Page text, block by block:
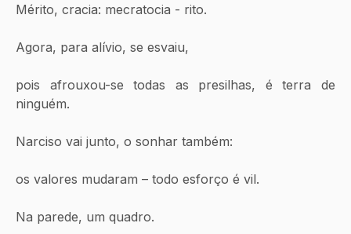
Mérito, cracia: mecratocia - rito.
Agora, para alívio, se esvaiu,
pois afrouxou-se todas as presilhas, é terra de
ninguém.
Narciso vai junto, o sonhar também:
os valores mudaram – todo esforço é vil.
Na parede, um quadro.